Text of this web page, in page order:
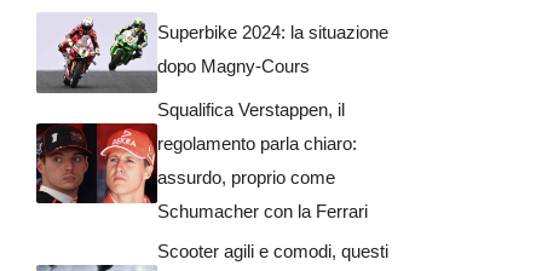
Superbike 2024: la situazione
dopo Magny-Cours
Squalifica Verstappen, il
regolamento parla chiaro:
assurdo, proprio come
Schumacher con la Ferrari
Scooter agili e comodi, questi